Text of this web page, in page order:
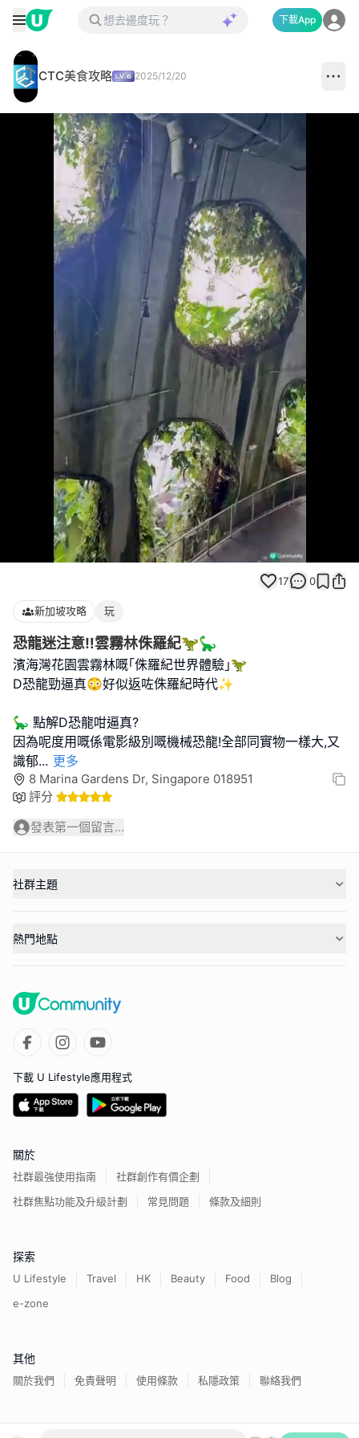
下載App
CTC美食攻略 2025/12/20
Loaded:
100.00%
17 0
新加坡攻略 玩
恐龍迷注意‼️雲霧林侏羅紀🦖🦕
濱海灣花園雲霧林嘅｢侏羅紀世界體驗｣🦖
D恐龍勁逼真😳好似返咗侏羅紀時代✨
🦕 點解D恐龍咁逼真?
因為呢度用嘅係電影級別嘅機械恐龍!全部同實物一樣大,又
識郁... 更多
8 Marina Gardens Dr, Singapore 018951
評分
發表第一個留言...
社群主題
熱門地點
下載 U Lifestyle應用程式
關於
社群最強使用指南
社群創作有價企劃
社群焦點功能及升級計劃
常見問題 條款及細則
探索
U Lifestyle Travel HK Beauty Food
Blog
e-zone
其他
關於我們 免責聲明 使用條款 私隱政策 聯絡我們